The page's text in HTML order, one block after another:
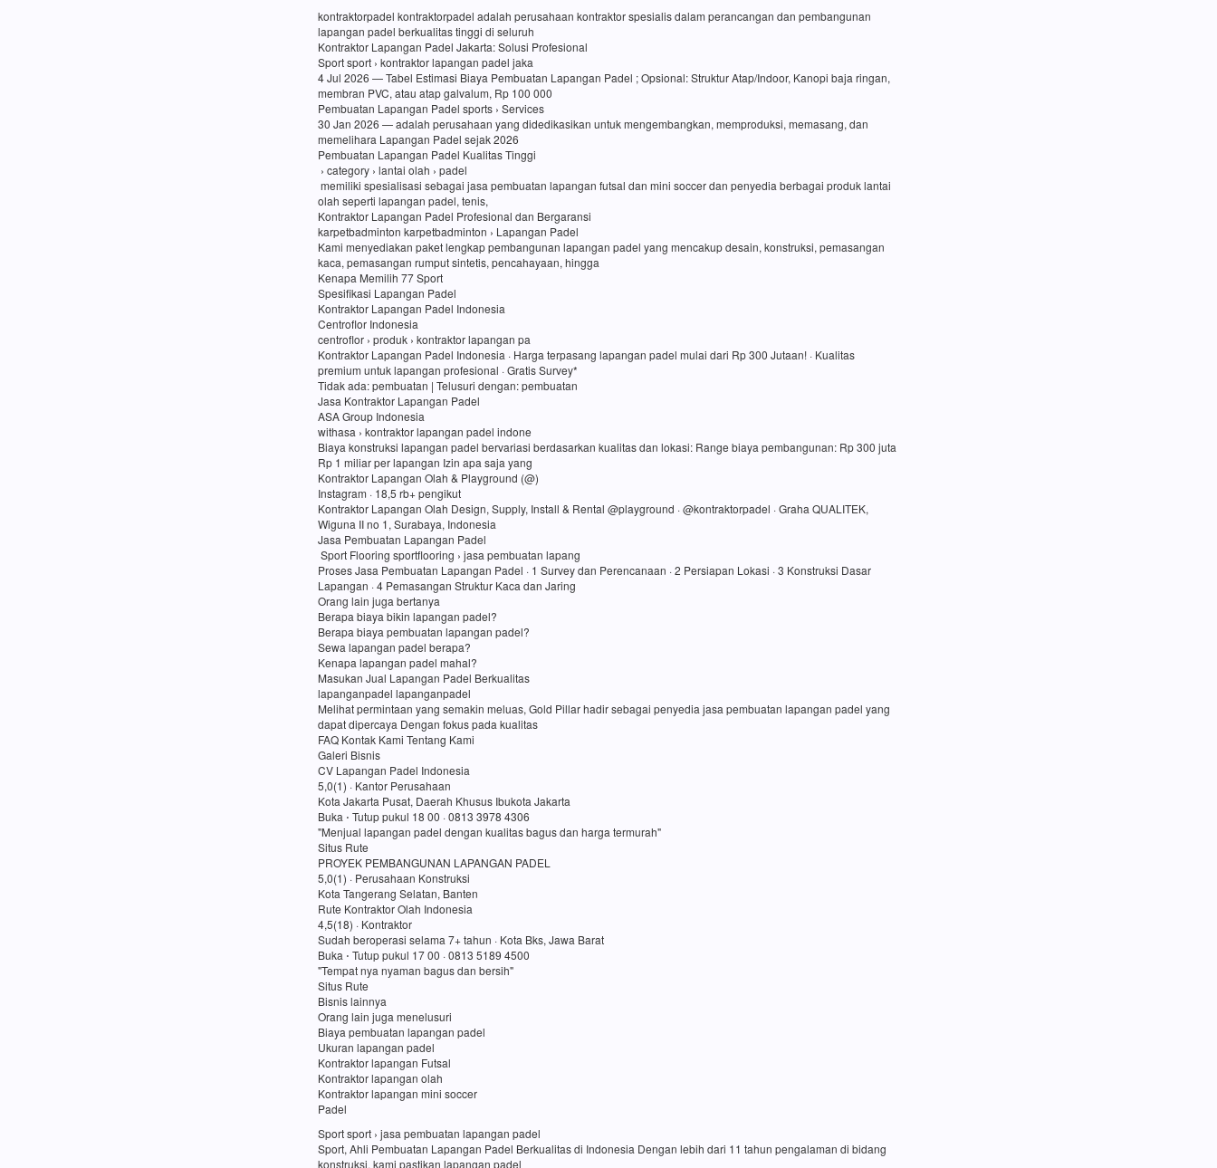
kontraktorpadel kontraktorpadel adalah perusahaan kontraktor spesialis dalam perancangan dan pembangunan
lapangan padel berkualitas tinggi di seluruh
Kontraktor Lapangan Padel Jakarta: Solusi Profesional
Sport sport › kontraktor lapangan padel jaka
4 Jul 2026 — Tabel Estimasi Biaya Pembuatan Lapangan Padel ; Opsional: Struktur Atap/Indoor, Kanopi baja ringan,
membran PVC, atau atap galvalum, Rp 100 000
Pembuatan Lapangan Padel sports › Services
30 Jan 2026 — adalah perusahaan yang didedikasikan untuk mengembangkan, memproduksi, memasang, dan
memelihara Lapangan Padel sejak 2026
Pembuatan Lapangan Padel Kualitas Tinggi
› category › lantai olah › padel
memiliki spesialisasi sebagai jasa pembuatan lapangan futsal dan mini soccer dan penyedia berbagai produk lantai
olah seperti lapangan padel, tenis,
Kontraktor Lapangan Padel Profesional dan Bergaransi
karpetbadminton karpetbadminton › Lapangan Padel
Kami menyediakan paket lengkap pembangunan lapangan padel yang mencakup desain, konstruksi, pemasangan
kaca, pemasangan rumput sintetis, pencahayaan, hingga
Kenapa Memilih 77 Sport
Spesifikasi Lapangan Padel
Kontraktor Lapangan Padel Indonesia
Centroflor Indonesia
centroflor › produk › kontraktor lapangan pa
Kontraktor Lapangan Padel Indonesia · Harga terpasang lapangan padel mulai dari Rp 300 Jutaan! · Kualitas
premium untuk lapangan profesional · Gratis Survey*
Tidak ada: pembuatan ‎| Telusuri dengan: pembuatan
Jasa Kontraktor Lapangan Padel
ASA Group Indonesia
withasa › kontraktor lapangan padel indone
Biaya konstruksi lapangan padel bervariasi berdasarkan kualitas dan lokasi: Range biaya pembangunan: Rp 300 juta
Rp 1 miliar per lapangan Izin apa saja yang
Kontraktor Lapangan Olah & Playground (@)
Instagram · 18,5 rb+ pengikut
Kontraktor Lapangan Olah Design, Supply, Install & Rental @playground · @kontraktorpadel · Graha QUALITEK,
Wiguna II no 1, Surabaya, Indonesia
Jasa Pembuatan Lapangan Padel
Sport Flooring sportflooring › jasa pembuatan lapang
Proses Jasa Pembuatan Lapangan Padel · 1 Survey dan Perencanaan · 2 Persiapan Lokasi · 3 Konstruksi Dasar
Lapangan · 4 Pemasangan Struktur Kaca dan Jaring
Orang lain juga bertanya
Berapa biaya bikin lapangan padel?
Berapa biaya pembuatan lapangan padel?
Sewa lapangan padel berapa?
Kenapa lapangan padel mahal?
Masukan Jual Lapangan Padel Berkualitas
lapanganpadel lapanganpadel
Melihat permintaan yang semakin meluas, Gold Pillar hadir sebagai penyedia jasa pembuatan lapangan padel yang
dapat dipercaya Dengan fokus pada kualitas
FAQ Kontak Kami Tentang Kami
Galeri Bisnis
CV Lapangan Padel Indonesia
5,0(1) · Kantor Perusahaan
Kota Jakarta Pusat, Daerah Khusus Ibukota Jakarta
Buka ⋅ Tutup pukul 18 00 · 0813 3978 4306
"Menjual lapangan padel dengan kualitas bagus dan harga termurah"
Situs Rute
PROYEK PEMBANGUNAN LAPANGAN PADEL
5,0(1) · Perusahaan Konstruksi
Kota Tangerang Selatan, Banten
Rute Kontraktor Olah Indonesia
4,5(18) · Kontraktor
Sudah beroperasi selama 7+ tahun · Kota Bks, Jawa Barat
Buka ⋅ Tutup pukul 17 00 · 0813 5189 4500
"Tempat nya nyaman bagus dan bersih"
Situs Rute
Bisnis lainnya
Orang lain juga menelusuri
Biaya pembuatan lapangan padel
Ukuran lapangan padel
Kontraktor lapangan Futsal
Kontraktor lapangan olah
Kontraktor lapangan mini soccer
Padel
Sport sport › jasa pembuatan lapangan padel
Sport, Ahli Pembuatan Lapangan Padel Berkualitas di Indonesia Dengan lebih dari 11 tahun pengalaman di bidang
konstruksi, kami pastikan lapangan padel